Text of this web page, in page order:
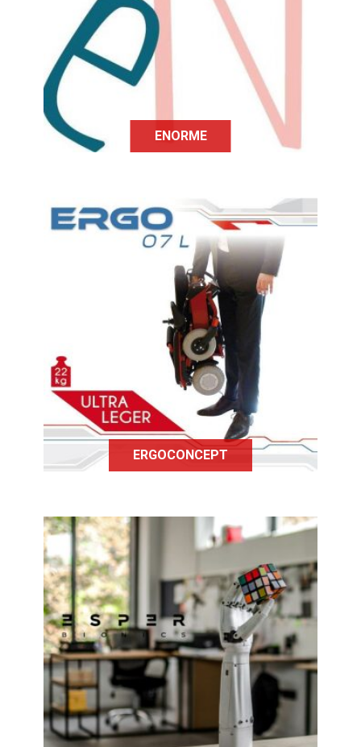
ENORME
confrontées au handicap de leur
enfant pour faciliter l’échange,
l’entraide et le partage
d’information.
ERGOCONCEPT
Dans l'objectif de concilier
autonomie et confort, ErgoConcept
propose plusieurs gammes de
fauteuils roulants électriques
innovants, mais aussi un Scooter qui
se plie automatiquement !
Esper Bionics est entrain de
développer une nouvelle génération
de prothèse intelligente pour
personnes atteintes d'un handicap
moteur.